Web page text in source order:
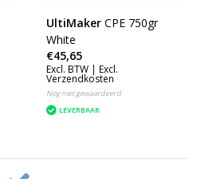
UltiMaker CPE 750gr
White
€45,65
Excl. BTW | Excl.
Verzendkosten
Nog niet gewaardeerd
LEVERBAAR